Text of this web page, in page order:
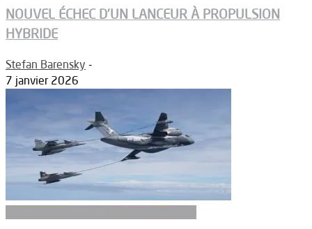
NOUVEL ÉCHEC D’UN LANCEUR À PROPULSION
HYBRIDE
Stefan Barensky -
7 janvier 2026